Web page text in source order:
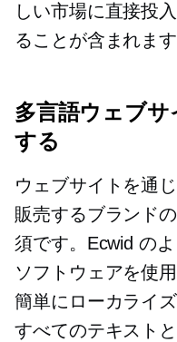
しい市場に直接投
ることが含まれます
多言語ウェブ
する
ウェブサイトを通
販売するブランド
須です。Ecwid の
ソフトウェアを使
簡単にローカライ
すべてのテキスト